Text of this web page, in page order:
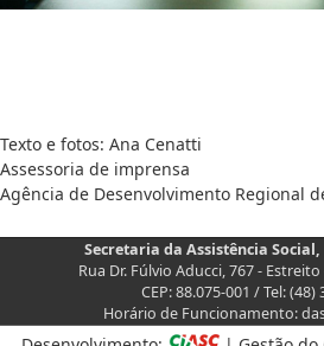
Texto e fotos: Ana Cenatti
Assessoria de imprensa
Agência de Desenvolvimento Regional
Secretaria da Assistência
Rua Dr. Fúlvio Aducci, 767 -
CEP: 88.075-001 / Tel: (48)
Horário de Funcionamento: